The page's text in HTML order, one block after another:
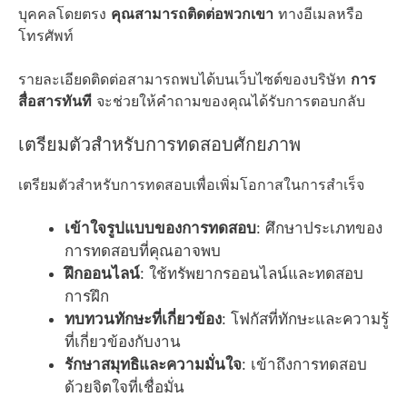
บุคคลโดยตรง คุณสามารถติดต่อพวกเขา ทางอีเมลหรือ
โทรศัพท์
รายละเอียดติดต่อสามารถพบได้บนเว็บไซต์ของบริษัท การ
สื่อสารทันที จะช่วยให้คำถามของคุณได้รับการตอบกลับ
เตรียมตัวสำหรับการทดสอบศักยภาพ
เตรียมตัวสำหรับการทดสอบเพื่อเพิ่มโอกาสในการสำเร็จ
เข้าใจรูปแบบของการทดสอบ: ศึกษาประเภทของ
การทดสอบที่คุณอาจพบ
ฝึกออนไลน์: ใช้ทรัพยากรออนไลน์และทดสอบ
การฝึก
ทบทวนทักษะที่เกี่ยวข้อง: โฟกัสที่ทักษะและความรู้
ที่เกี่ยวข้องกับงาน
รักษาสมุทธิและความมั่นใจ: เข้าถึงการทดสอบ
ด้วยจิตใจที่เชื่อมั่น